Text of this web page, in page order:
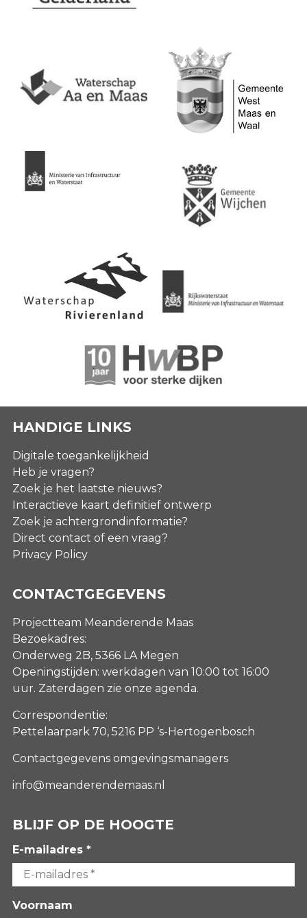
HANDIGE LINKS
Digitale toegankelijkheid
Heb je vragen?
Zoek je het laatste nieuws?
Interactieve kaart definitief ontwerp
Zoek je achtergrondinformatie?
Direct contact of een vraag?
Privacy Policy
CONTACTGEGEVENS
Projectteam Meanderende Maas
Bezoekadres:
Onderweg 2B, 5366 LA Megen
Openingstijden: werkdagen van 10:00 tot 16:00
uur. Zaterdagen zie onze agenda.
Correspondentie:
Pettelaarpark 70, 5216 PP ‘s-Hertogenbosch
Contactgegevens omgevingsmanagers
info@meanderendemaas.nl
BLIJF OP DE HOOGTE
E-mailadres *
Voornaam